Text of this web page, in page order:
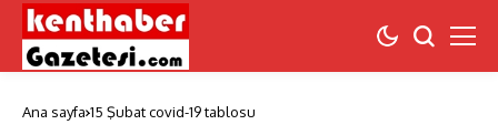
Ana sayfa 15 Şubat covid-19 tablosu